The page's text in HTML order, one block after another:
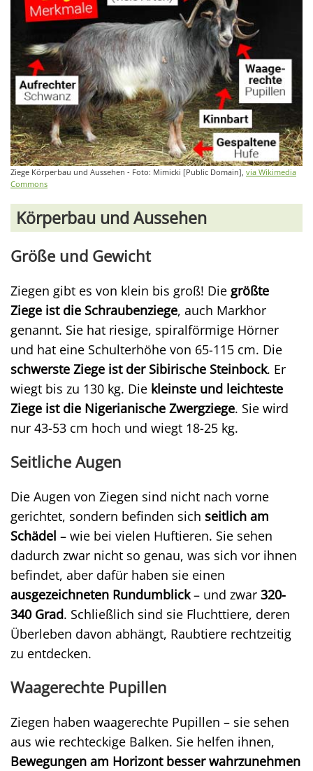
Ziege Körperbau und Aussehen - Foto: Mimicki [Public Domain], via Wikimedia
Commons
Körperbau und Aussehen
Größe und Gewicht
Ziegen gibt es von klein bis groß! Die größte
Ziege ist die Schraubenziege, auch Markhor
genannt. Sie hat riesige, spiralförmige Hörner
und hat eine Schulterhöhe von 65-115 cm. Die
schwerste Ziege ist der Sibirische Steinbock. Er
wiegt bis zu 130 kg. Die kleinste und leichteste
Ziege ist die Nigerianische Zwergziege. Sie wird
nur 43-53 cm hoch und wiegt 18-25 kg.
Seitliche Augen
Die Augen von Ziegen sind nicht nach vorne
gerichtet, sondern befinden sich seitlich am
Schädel – wie bei vielen Huftieren. Sie sehen
dadurch zwar nicht so genau, was sich vor ihnen
befindet, aber dafür haben sie einen
ausgezeichneten Rundumblick– und zwar 320-
340 Grad. Schließlich sind sie Fluchttiere, deren
Überleben davon abhängt, Raubtiere rechtzeitig
zu entdecken.
Waagerechte Pupillen
Ziegen haben waagerechte Pupillen – sie sehen
aus wie rechteckige Balken. Sie helfen ihnen,
Bewegungen am Horizont besser wahrzunehmen